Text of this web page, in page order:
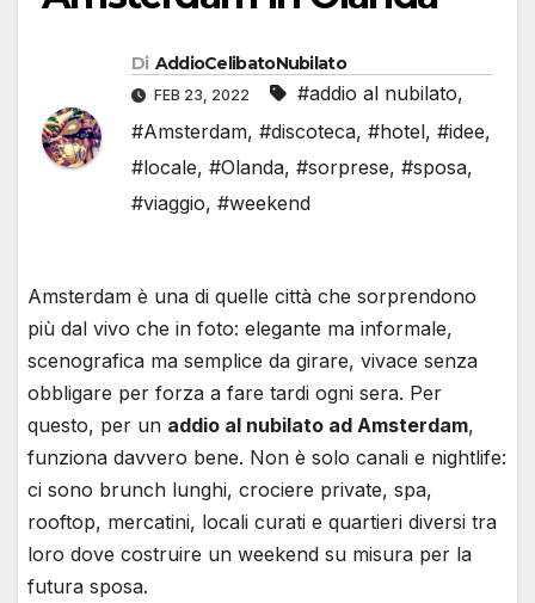
Di AddioCelibatoNubilato
FEB 23, 2022 #addio al nubilato,
#Amsterdam, #discoteca, #hotel, #idee,
#locale, #Olanda, #sorprese, #sposa,
#viaggio, #weekend
Amsterdam è una di quelle città che sorprendono
più dal vivo che in foto: elegante ma informale,
scenografica ma semplice da girare, vivace senza
obbligare per forza a fare tardi ogni sera. Per
questo, per un addio al nubilato ad Amsterdam,
funziona davvero bene. Non è solo canali e nightlife:
ci sono brunch lunghi, crociere private, spa,
rooftop, mercatini, locali curati e quartieri diversi tra
loro dove costruire un weekend su misura per la
futura sposa.